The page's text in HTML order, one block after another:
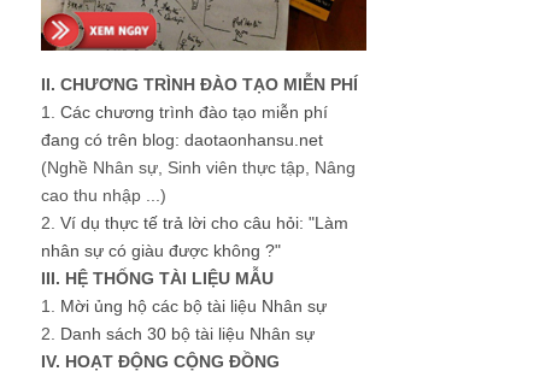
II. CHƯƠNG TRÌNH ĐÀO TẠO MIỄN PHÍ
1. Các chương trình đào tạo miễn phí
đang có trên blog: daotaonhansu.net
(Nghề Nhân sự, Sinh viên thực tập, Nâng
cao thu nhập ...)
2. Ví dụ thực tế trả lời cho câu hỏi: "Làm
nhân sự có giàu được không ?"
III. HỆ THỐNG TÀI LIỆU MẪU
1. Mời ủng hộ các bộ tài liệu Nhân sự
2. Danh sách 30 bộ tài liệu Nhân sự
IV. HOẠT ĐỘNG CỘNG ĐỒNG